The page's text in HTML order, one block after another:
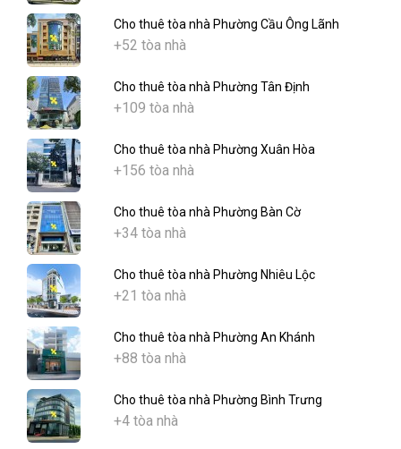
Cho thuê tòa nhà Phường Cầu Ông Lãnh
+52 tòa nhà
Cho thuê tòa nhà Phường Tân Định
+109 tòa nhà
Cho thuê tòa nhà Phường Xuân Hòa
+156 tòa nhà
Cho thuê tòa nhà Phường Bàn Cờ
+34 tòa nhà
Cho thuê tòa nhà Phường Nhiêu Lộc
+21 tòa nhà
Cho thuê tòa nhà Phường An Khánh
+88 tòa nhà
Cho thuê tòa nhà Phường Bình Trưng
+4 tòa nhà